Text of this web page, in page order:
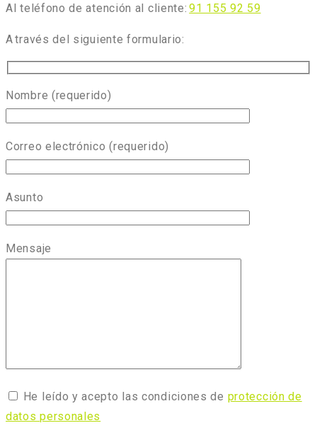
Al teléfono de atención al cliente:91 155 92 59
A través del siguiente formulario:
Nombre (requerido)
Correo electrónico (requerido)
Asunto
Mensaje
He leído y acepto las condiciones de protección de
datos personales